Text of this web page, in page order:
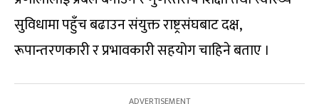
सुविधामा पहुँच बढाउन संयुक्त राष्ट्रसंघबाट दक्ष,
रूपान्तरणकारी र प्रभावकारी सहयोग चाहिने बताए ।